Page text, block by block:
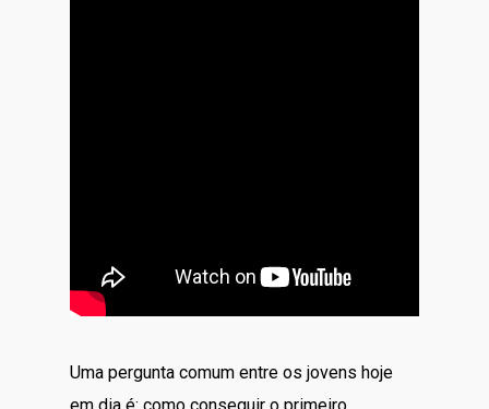
Uma pergunta comum entre os jovens hoje